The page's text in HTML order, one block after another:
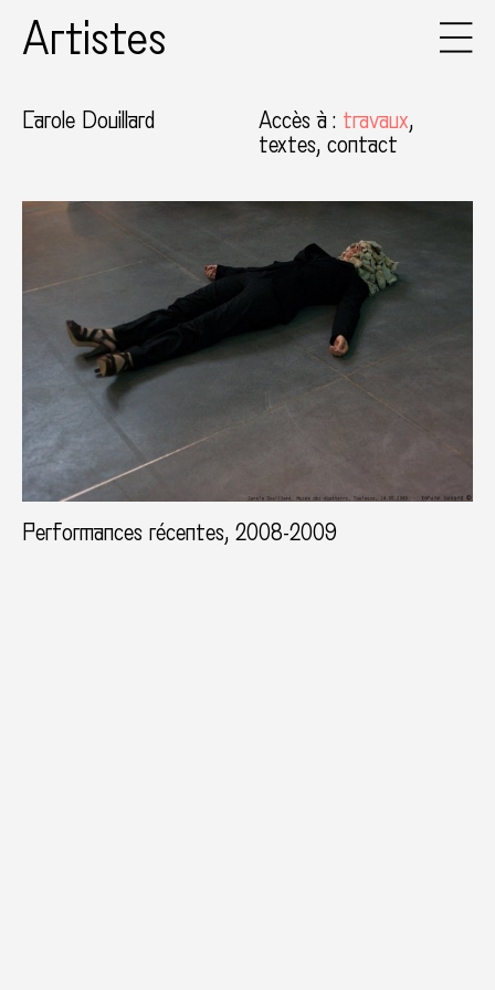
Artistes
Carole Douillard Accès à : travaux
textes contact
Performances récentes, 2008-2009